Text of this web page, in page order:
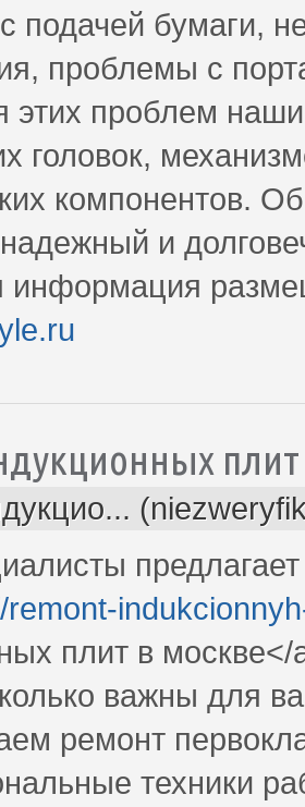
подачей бумаги,
проблемы с
этих проблем
головок,
компонентов.
и
информация
плит
remont-
плит в
важны для
ремонт
техники